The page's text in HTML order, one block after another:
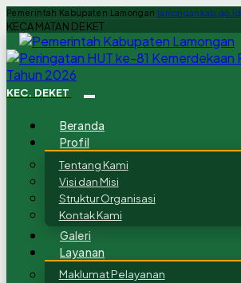
Pemerintah Kabupaten Lamongan lamongankab.go.id
KECAMATAN DEKET
KEC. DEKET
Beranda
Profil
Tentang Kami
Visi dan Misi
Struktur Organisasi
Kontak Kami
Galeri
Layanan
Maklumat Pelayanan